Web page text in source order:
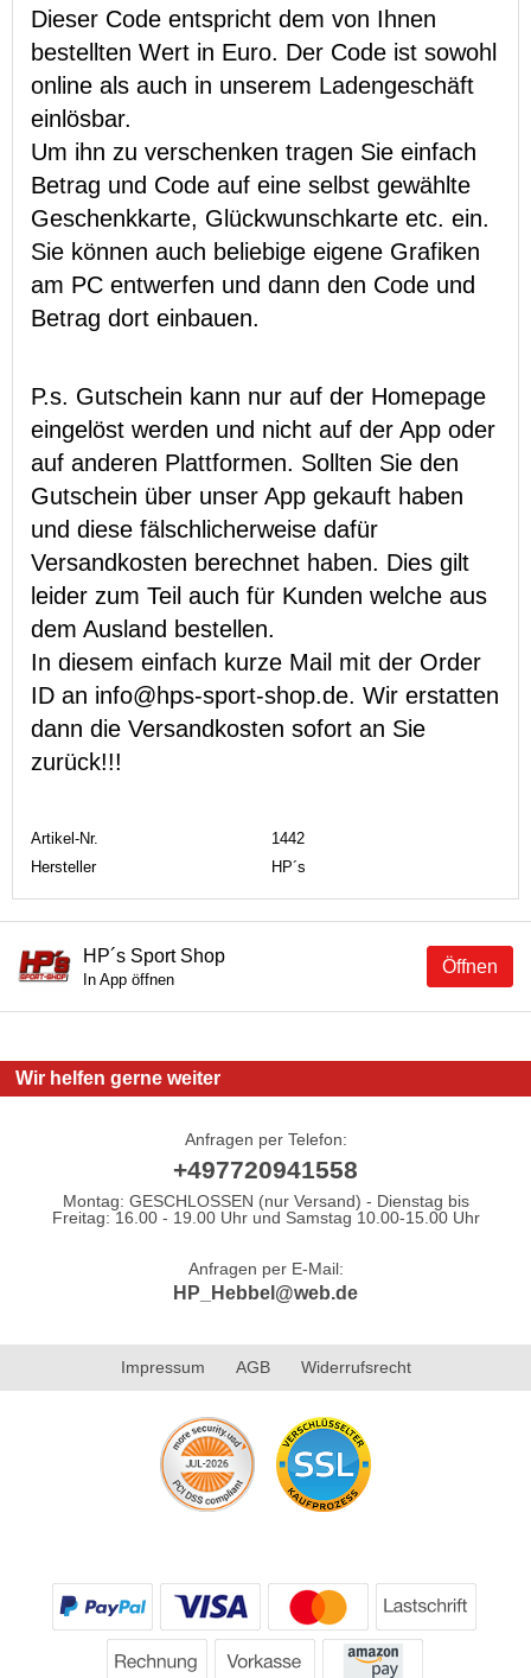
Dieser Code entspricht dem von Ihnen
bestellten Wert in Euro. Der Code ist sowohl
online als auch in unserem Ladengeschäft
einlösbar.
Um ihn zu verschenken tragen Sie einfach
Betrag und Code auf eine selbst gewählte
Geschenkkarte, Glückwunschkarte etc. ein.
Sie können auch beliebige eigene Grafiken
am PC entwerfen und dann den Code und
Betrag dort einbauen.
P.s. Gutschein kann nur auf der Homepage
eingelöst werden und nicht auf der App oder
auf anderen Plattformen. Sollten Sie den
Gutschein über unser App gekauft haben
und diese fälschlicherweise dafür
Versandkosten berechnet haben. Dies gilt
leider zum Teil auch für Kunden welche aus
dem Ausland bestellen.
In diesem einfach kurze Mail mit der Order
ID an info@hps-sport-shop.de. Wir erstatten
dann die Versandkosten sofort an Sie
zurück!!!
Artikel-Nr.
1442
Hersteller
HP´s
Öffnen
HP´s Sport Shop
In App öffnen
Wir helfen gerne weiter
Anfragen per Telefon:
+497720941558
Montag: GESCHLOSSEN (nur Versand) - Dienstag bis
Freitag: 16.00 - 19.00 Uhr und Samstag 10.00-15.00 Uhr
Anfragen per E-Mail:
HP_Hebbel@web.de
Impressum AGB Widerrufsrecht